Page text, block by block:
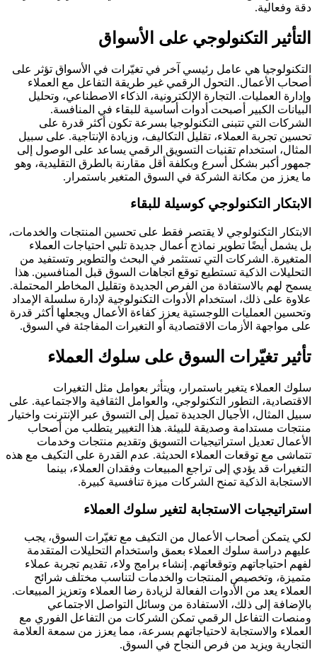
دقة وفعالية.
التأثير التكنولوجي على الأسواق
التكنولوجيا هي عامل رئيسي آخر في تغيّرات في الأسواق تؤثر على
أصحاب الأعمال. التحول الرقمي غير طريقة التفاعل مع العملاء
وإدارة العمليات. التجارة الإلكترونية، الذكاء الاصطناعي، وتحليل
البيانات الكبير أصبحت أدوات أساسية للبقاء في المنافسة.
الشركات التي تتبنى التكنولوجيا بسرعة تكون أكثر قدرة على
تحسين تجربة العملاء، تقليل التكاليف، وزيادة الإنتاجية. على سبيل
المثال، استخدام تقنيات التسويق الرقمي يساعد على الوصول إلى
جمهور أكبر بشكل أسرع وبكلفة أقل مقارنة بالطرق التقليدية، وهو
ما يعزز من مكانة الشركة في السوق المتغير باستمرار.
الابتكار التكنولوجي كوسيلة للبقاء
الابتكار التكنولوجي لا يقتصر فقط على تحسين المنتجات والخدمات،
بل يشمل أيضًا تطوير نماذج أعمال جديدة تلبي احتياجات العملاء
المتغيرة. الشركات التي تستثمر في البحث والتطوير وتستفيد من
التحليلات الذكية تستطيع توقع اتجاهات السوق قبل المنافسين. هذا
يسمح لهم بالاستفادة من الفرص الجديدة وتقليل المخاطر المحتملة.
علاوة على ذلك، استخدام الأدوات التكنولوجية لإدارة سلسلة الإمداد
وتحسين العمليات اللوجستية يعزز كفاءة الأعمال ويجعلها أكثر قدرة
على مواجهة الأزمات الاقتصادية أو التغيرات المفاجئة في السوق.
تأثير تغيّرات السوق على سلوك العملاء
سلوك العملاء يتغير باستمرار، ويتأثر بعوامل مثل التغيرات
الاقتصادية، التطور التكنولوجي، والعوامل الثقافية والاجتماعية. على
سبيل المثال، الأجيال الجديدة تميل إلى التسوق عبر الإنترنت واختيار
منتجات مستدامة وصديقة للبيئة. هذا التغيير يتطلب من أصحاب
الأعمال تعديل استراتيجيات التسويق وتقديم منتجات وخدمات
تتماشى مع توقعات العملاء الحديثة. عدم القدرة على التكيف مع هذه
التغيرات قد يؤدي إلى تراجع المبيعات وفقدان العملاء، بينما
الاستجابة الذكية تمنح الشركات ميزة تنافسية كبيرة.
استراتيجيات الاستجابة لتغير سلوك العملاء
لكي يتمكن أصحاب الأعمال من التكيف مع تغيّرات السوق، يجب
عليهم دراسة سلوك العملاء بعمق واستخدام التحليلات المتقدمة
لفهم احتياجاتهم وتوقعاتهم. إنشاء برامج ولاء، تقديم تجربة عملاء
متميزة، وتخصيص المنتجات والخدمات لتناسب مختلف شرائح
العملاء يعد من الأدوات الفعالة لزيادة رضا العملاء وتعزيز المبيعات.
بالإضافة إلى ذلك، الاستفادة من وسائل التواصل الاجتماعي
ومنصات التفاعل الرقمي تمكن الشركات من التفاعل الفوري مع
العملاء والاستجابة لاحتياجاتهم بسرعة، مما يعزز من سمعة العلامة
التجارية ويزيد من فرص النجاح في السوق.